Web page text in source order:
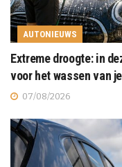
AUTONIEUWS
Extreme droogte: in
voor het wassen van
07/08/2026